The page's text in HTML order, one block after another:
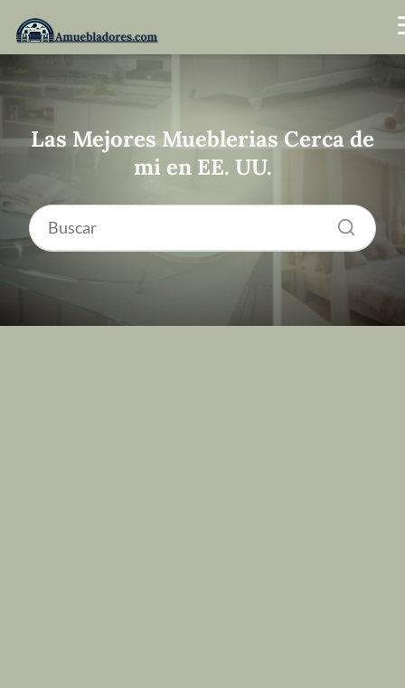
Las Mejores Mueblerias Cerca de
mi en EE. UU.